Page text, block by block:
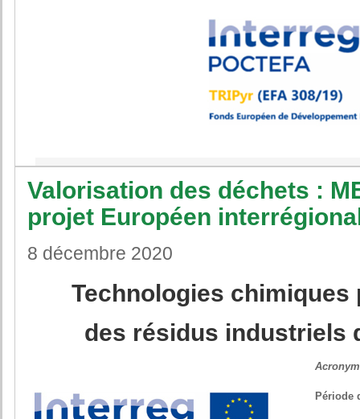
Valorisation des déchets :
projet Européen
8 décembre 2020
Technologies
des résidus industriels
Période